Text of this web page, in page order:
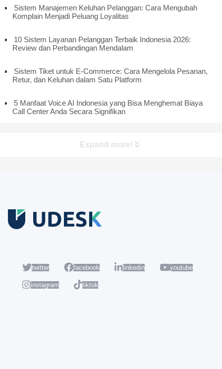
Sistem Manajemen Keluhan Pelanggan: Cara Mengubah
Komplain Menjadi Peluang Loyalitas
10 Sistem Layanan Pelanggan Terbaik Indonesia 2026:
Review dan Perbandingan Mendalam
Sistem Tiket untuk E-Commerce: Cara Mengelola Pesanan,
Retur, dan Keluhan dalam Satu Platform
5 Manfaat Voice AI Indonesia yang Bisa Menghemat Biaya
Call Center Anda Secara Signifikan
Expand more!
twitter facebook linkedin youtube
instagram tiktok